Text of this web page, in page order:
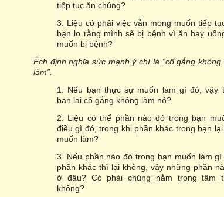
tiếp tục ăn chúng?
3. Liệu có phải việc vẫn mong muốn tiếp
bạn lo rằng mình sẽ bị bệnh vì ăn hay
muốn bị bệnh?
Ếch định nghĩa sức mạnh ý chí là “cố gắng
làm”.
1. Nếu bạn thực sự muốn làm gì đó, vậy
bạn lại cố gắng không làm nó?
2. Liệu có thể phần nào đó trong bạn
điều gì đó, trong khi phần khác trong bạn lại
muốn làm?
3. Nếu phần nào đó trong bạn muốn làm gì
phần khác thì lại không, vậy những phần
ở đâu? Có phải chúng nằm trong tâm
không?